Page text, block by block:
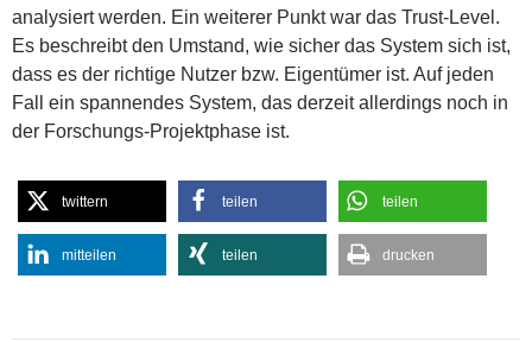
analysiert werden. Ein weiterer Punkt war das Trust-Level.
Es beschreibt den Umstand, wie sicher das System sich ist,
dass es der richtige Nutzer bzw. Eigentümer ist. Auf jeden
Fall ein spannendes System, das derzeit allerdings noch in
der Forschungs-Projektphase ist.
twittern teilen teilen
mitteilen teilen drucken